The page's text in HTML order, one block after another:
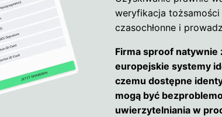
weryfikacja
czasochłonne i
Firma sproof natywnie
europejskie systemy
czemu dostępne
mogą być
uwierzytelniania w